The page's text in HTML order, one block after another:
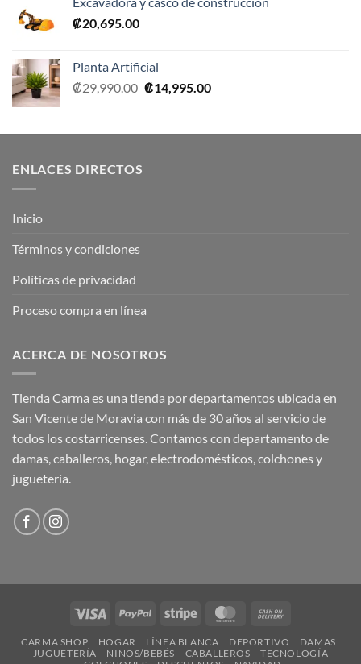
era:
es:
₡20,695.00
Planta Artificial
₡29,990.00 El
era:
₡14,995.00El
es:
ENLACES DIRECTOS
Inicio
Términos y condiciones
Políticas de privacidad
Proceso compra en línea
ACERCA DE NOSOTROS
Tienda Carma es una tienda por departamentos ubicada en
San Vicente de Moravia con más de 30 años al servicio de
todos los costarricenses. Contamos con departamento de
damas, caballeros, hogar, electrodomésticos, colchones y
juguetería.
Visa PayPal Stripe MasterCard
Delivery
CARMA SHOP HOGAR LÍNEA BLANCA DEPORTIVO
DAMAS
JUGUETERÍA
NIÑOS/BEBÉS CABALLEROS
TECNOLOGÍA